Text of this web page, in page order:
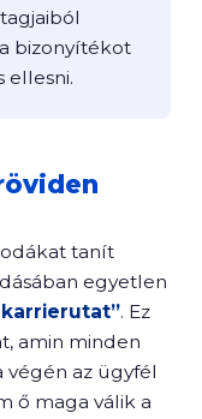
bizonyítékot
ellesni.
tanít
egyetlen
. Ez
amin minden
végén az ügyfél
ő maga válik a